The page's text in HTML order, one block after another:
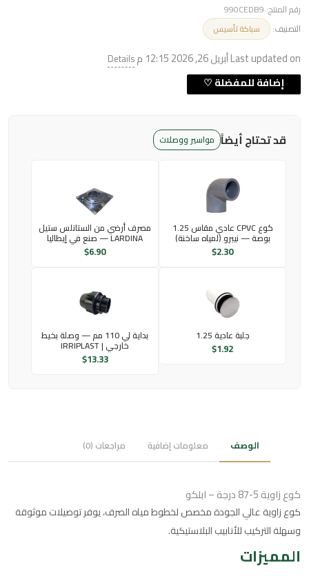
رقم المنتج: 990CEDB9
التصنيف:
سباكة تأسيس
Last updated on أبريل 26, 2026 12:15 م Details
قد تحتاج أيضاً مواسير ووصلات
كوع CPVC عادي مقاس 1.25
بوصة — نيبرو (لمياه ساخنة)
$2.30
مصرف أرضي من الستانلس ستيل
LARDINA — صنع في إيطاليا
$6.90
جلبة عادية 1.25
$1.92
بداية لي 110 مم — وصلة بخيط
خارجي | IRRIPLAST
$13.33
الوصف معلومات إضافية مراجعات (0)
كوع زاوية 5-87 درجة – ابلكو
كوع زاوية عالي الجودة مخصص لخطوط مياه الصرف، يوفر توصيلات موثوقة
وسهلة التركيب للأنابيب البلاستيكية.
المميزات